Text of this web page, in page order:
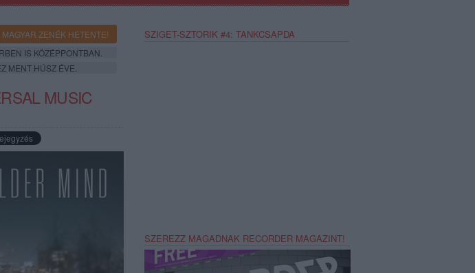
MAGYAR ZENÉK HETENTE!
IS KÖZÉPPONTBAN.
MENT HÚSZ ÉVE.
MUSIC
SZIGET-SZTORIK #4: TANKCSAPDA
SZEREZZ MAGADNAK RECORDER MAGAZINT!